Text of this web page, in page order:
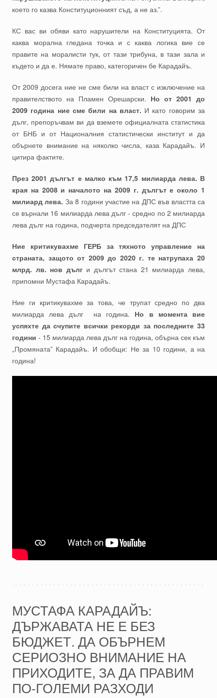
което го казва Конституционният съд, а не аз.”.
КС вас ви обяви като нарушители на Конституцията. От
каква морална гледана точка и с каква логика вие се
правите на моралисти тук, от тази трибуна, в тази зала и
където и да е. Нямате право, категоричен бе Карадайъ.
От 2009 досега ние не сме били на власт с изключение на
правителството на Пламен Орешарски. Но от 2001 до
2009 година ние сме били на власт. И като говорим за
дълг, препоръчвам ви да вземете официалната статистика
от БНБ и от Националния статистически институт и да
обърнете внимание на няколко числа, каза Карадайъ. И
цитира фактите.
През 2001 дългът е малко към 17,5 милиарда лева. В
края на 2008 и началото на 2009 г. дългът е около 1
милиард лева. За 8 години участие на ДПС във властта са
се върнали 16 милиарда лева дълг - средно по 2 милиарда
лева дълг на година, подчерта председателят на ДПС
Ние критикувахме ГЕРБ за тяхното управление на
страната, защото от 2009 до 2020 г. те натрупаха 20
млрд. лв. нов дълги дългът стана 21 милиарда лева,
припомни Мустафа Карадайъ.
Ние ги критикувахме за това, че трупат средно по два
милиарда лева дълг на година. Но в момента вие
успяхте да счупите всички рекорди за последните 33
години - 15 милиарда лева дълг на година, обърна сек към
„Промяната” Карадайъ. И обобщи: Не за 10 години, а на
година!
МУСТАФА КАРАДАЙЪ:
ДЪРЖАВАТА НЕ Е БЕЗ
БЮДЖЕТ. ДА ОБЪРНЕМ
СЕРИОЗНО ВНИМАНИЕ НА
ПРИХОДИТЕ, ЗА ДА ПРАВИМ
ПО-ГОЛЕМИ РАЗХОДИ